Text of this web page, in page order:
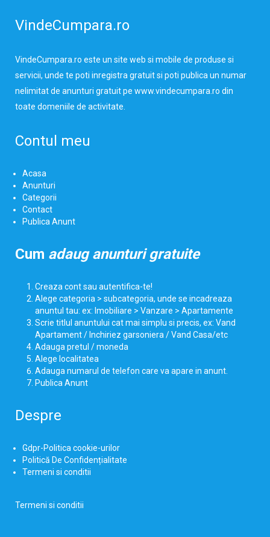
VindeCumpara.ro
VindeCumpara.ro este un site web si mobile de produse si
servicii, unde te poti inregistra gratuit si poti publica un numar
nelimitat de anunturi gratuit pe www.vindecumpara.ro din
toate domeniile de activitate.
Contul meu
Acasa
Anunturi
Categorii
Contact
Publica Anunt
Cum adaug anunturi gratuite
Creaza cont sau autentifica-te!
Alege categoria > subcategoria, unde se incadreaza
anuntul tau: ex: Imobiliare > Vanzare > Apartamente
Scrie titlul anuntului cat mai simplu si precis, ex: Vand
Apartament / Inchiriez garsoniera / Vand Casa/etc
Adauga pretul / moneda
Alege localitatea
Adauga numarul de telefon care va apare in anunt.
Publica Anunt
Despre
Gdpr-Politica cookie-urilor
Politică De Confidențialitate
Termeni si conditii
Termeni si conditii